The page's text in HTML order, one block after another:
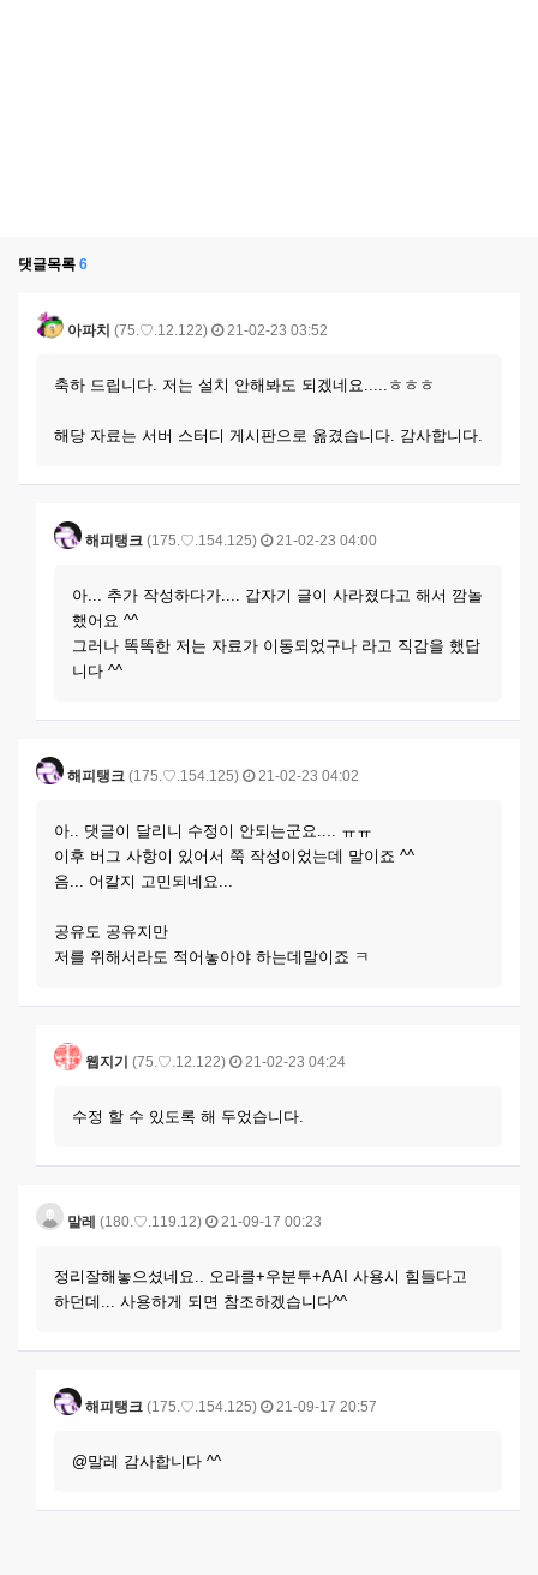
댓글목록 6
아파치 (75.♡.12.122) 21-02-23 03:52
축하 드립니다. 저는 설치 안해봐도 되겠네요.....ㅎㅎㅎ
해당 자료는 서버 스터디 게시판으로 옮겼습니다. 감사합니다.
해피탱크 (175.♡.154.125) 21-02-23 04:00
아... 추가 작성하다가.... 갑자기 글이 사라졌다고 해서 깜놀
했어요 ^^
그러나 똑똑한 저는 자료가 이동되었구나 라고 직감을 했답
니다 ^^
해피탱크 (175.♡.154.125) 21-02-23 04:02
아.. 댓글이 달리니 수정이 안되는군요.... ㅠㅠ
이후 버그 사항이 있어서 쭉 작성이었는데 말이죠 ^^
음... 어칼지 고민되네요...
공유도 공유지만
저를 위해서라도 적어놓아야 하는데말이죠 ㅋ
웹지기 (75.♡.12.122) 21-02-23 04:24
수정 할 수 있도록 해 두었습니다.
말레 (180.♡.119.12) 21-09-17 00:23
정리잘해놓으셨네요.. 오라클+우분투+AAI 사용시 힘들다고
하던데... 사용하게 되면 참조하겠습니다^^
해피탱크 (175.♡.154.125) 21-09-17 20:57
@말레 감사합니다 ^^